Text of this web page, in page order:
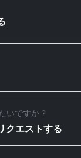
いですか？
クエストする